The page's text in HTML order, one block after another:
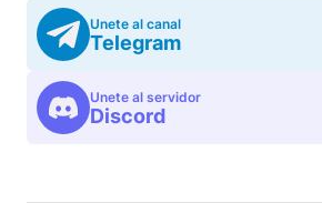
Unete al canal
Telegram
Unete al servidor
Discord